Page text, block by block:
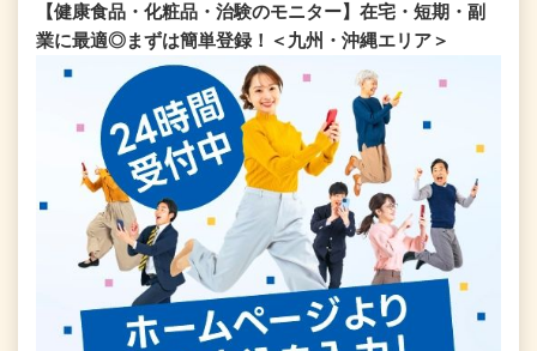
【健康食品・化粧品・治験のモニター】在宅・短期・副
業に最適◎まずは簡単登録！＜九州・沖縄エリア＞